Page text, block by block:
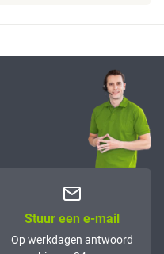
Stuur een e-mail
Op werkdagen antwoord